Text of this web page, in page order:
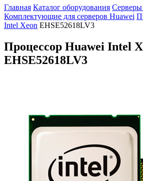
Главная Каталог оборудования
Комплектующие для серверов Huawei
Intel Xeon EHSE52618LV3
Процессор Huawei Intel
EHSE52618LV3